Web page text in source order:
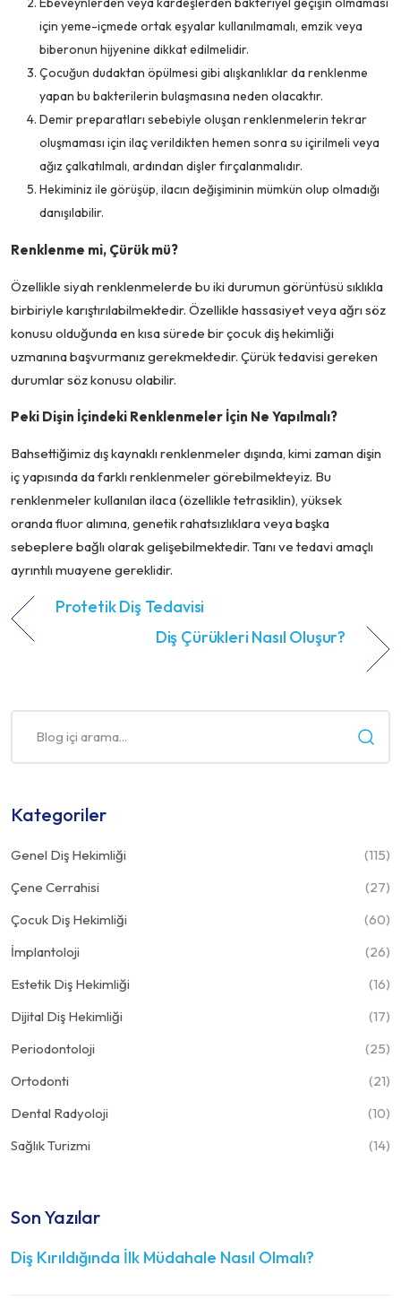
için yeme-içmede ortak eşyalar kullanılmamalı, emzik veya
biberonun hijyenine dikkat edilmelidir.
Çocuğun dudaktan öpülmesi gibi alışkanlıklar da renklenme
yapan bu bakterilerin bulaşmasına neden olacaktır.
Demir preparatları sebebiyle oluşan renklenmelerin tekrar
oluşmaması için ilaç verildikten hemen sonra su içirilmeli veya
ağız çalkatılmalı, ardından dişler fırçalanmalıdır.
Hekiminiz ile görüşüp, ilacın değişiminin mümkün olup olmadığı
danışılabilir.
Renklenme mi, Çürük mü?
Özellikle siyah renklenmelerde bu iki durumun görüntüsü sıklıkla
birbiriyle karıştırılabilmektedir. Özellikle hassasiyet veya ağrı söz
konusu olduğunda en kısa sürede bir çocuk diş hekimliği
uzmanına başvurmanız gerekmektedir. Çürük tedavisi gereken
durumlar söz konusu olabilir.
Peki Dişin İçindeki Renklenmeler İçin Ne Yapılmalı?
Bahsettiğimiz dış kaynaklı renklenmeler dışında, kimi zaman dişin
iç yapısında da farklı renklenmeler görebilmekteyiz. Bu
renklenmeler kullanılan ilaca (özellikle tetrasiklin), yüksek
oranda fluor alımına, genetik rahatsızlıklara veya başka
sebeplere bağlı olarak gelişebilmektedir. Tanı ve tedavi amaçlı
ayrıntılı muayene gereklidir.
Protetik Diş Tedavisi
Diş Çürükleri Nasıl Oluşur?
Kategoriler
Genel Diş Hekimliği
(115)
Çene Cerrahisi
(27)
Çocuk Diş Hekimliği
(60)
İmplantoloji
(26)
Estetik Diş Hekimliği
(16)
Dijital Diş Hekimliği
(17)
Periodontoloji
(25)
Ortodonti
(21)
Dental Radyoloji
(10)
Sağlık Turizmi
(14)
Son Yazılar
Diş Kırıldığında İlk Müdahale Nasıl Olmalı?